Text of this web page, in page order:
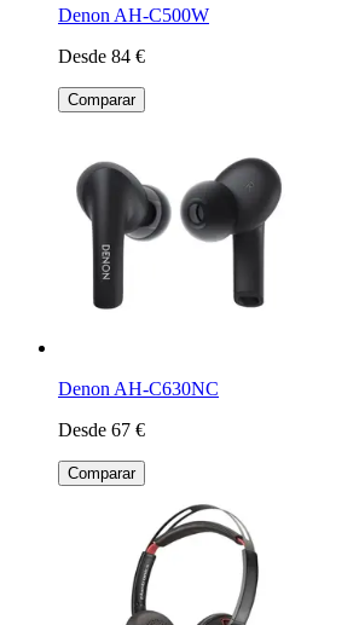
Denon AH-C500W
Desde 84 €
Comparar
Denon AH-C630NC
Desde 67 €
Comparar